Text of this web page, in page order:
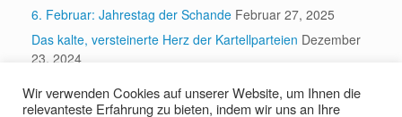
6. Februar: Jahrestag der Schande Februar 27, 2025
Das kalte, versteinerte Herz der Kartellparteien Dezember
23, 2024
Wir verwenden Cookies auf unserer Website, um Ihnen die
relevanteste Erfahrung zu bieten, indem wir uns an Ihre